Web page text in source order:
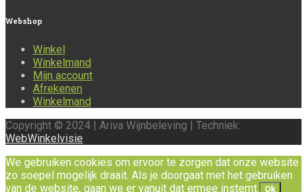
Webshop
Winkel
Winkelmand
Mijn account
Afrekenen
Winkelmand
Copyright © 2024 | Ariva Wijnbeleving | Techniek:
WebWinkelvisie
We gebruiken cookies om ervoor te zorgen dat onze website
zo soepel mogelijk draait. Als je doorgaat met het gebruiken
van de website, gaan we er vanuit dat ermee instemt.
Ok